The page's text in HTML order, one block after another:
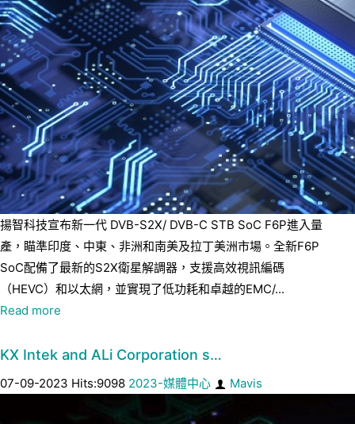
揚智科技宣布新一代 DVB-S2X/ DVB-C STB SoC F6P進入量
產，瞄準印度、中東、非洲和南美及拉丁美洲市場。全新F6P
SoC配備了最新的S2X衛星解調器，支援高效視訊編碼
（HEVC）和以太網，並實現了低功耗和卓越的EMC/...
Read more
KX Intek and ALi Corporation s…
07-09-2023 Hits:9098 2023-媒體中心 Mavis